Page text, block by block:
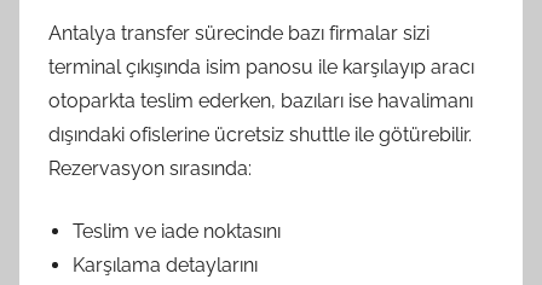
Antalya transfer sürecinde bazı firmalar sizi
terminal çıkışında isim panosu ile karşılayıp aracı
otoparkta teslim ederken, bazıları ise havalimanı
dışındaki ofislerine ücretsiz shuttle ile götürebilir.
Rezervasyon sırasında:
Teslim ve iade noktasını
Karşılama detaylarını